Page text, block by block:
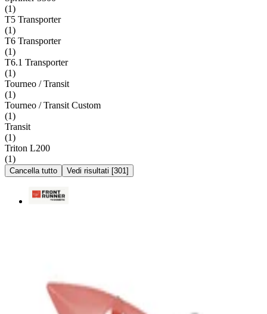
(1)
T5 Transporter
(1)
T6 Transporter
(1)
T6.1 Transporter
(1)
Tourneo / Transit
(1)
Tourneo / Transit Custom
(1)
Transit
(1)
Triton L200
(1)
Cancella tutto Vedi risultati [301 ]